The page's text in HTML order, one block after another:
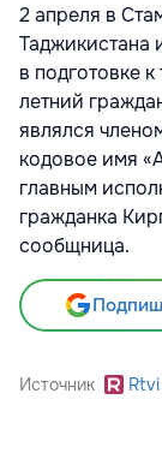
2 апреля в
Таджикистана
в подготовке
летний
являлся
кодовое имя
главным
гражданка
сообщница.
Источник Rtvi